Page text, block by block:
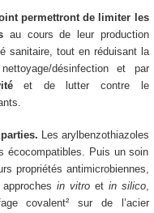
permettront de limiter les
au cours de leur production
sanitaire, tout en réduisant la
désinfection et par
et de lutter contre le
Les arylbenzothiazoles
écocompatibles. Puis un soin
propriétés antimicrobiennes,
approchesin vitroet in silico,
covalent² sur de l’acier